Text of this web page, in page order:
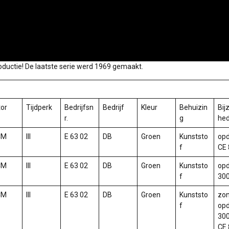
De laatste serie werd 1969 gemaakt.
Tijdperk
Bedrijfsn
r.
Bedrijf Kleur
Behuizin
g
E 63 02 DB Groen
Kunststo
f
CE
E 63 02 DB Groen
Kunststo
f
E 63 02 DB Groen
Kunststo
f
CE